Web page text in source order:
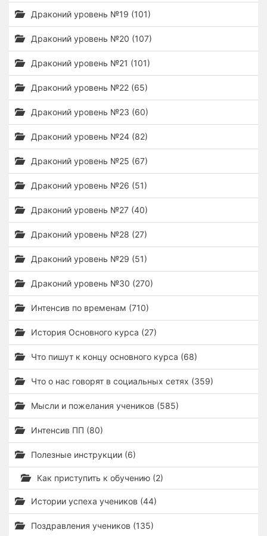
Драконий уровень №19 (101)
Драконий уровень №20 (107)
Драконий уровень №21 (101)
Драконий уровень №22 (65)
Драконий уровень №23 (60)
Драконий уровень №24 (82)
Драконий уровень №25 (67)
Драконий уровень №26 (51)
Драконий уровень №27 (40)
Драконий уровень №28 (27)
Драконий уровень №29 (51)
Драконий уровень №30 (270)
Интенсив по временам (710)
История Основного курса (27)
Что пишут к концу основного курса (68)
Что о нас говорят в социальных сетях (359)
Мысли и пожелания учеников (585)
Интенсив ПП (80)
Полезные инструкции (6)
Как приступить к обучению (2)
Истории успеха учеников (44)
Поздравления учеников (135)